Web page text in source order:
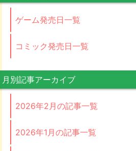
ゲーム発売日一覧
コミック発売日一覧
月別記事アーカイブ
2026年2月の記事一覧
2026年1月の記事一覧